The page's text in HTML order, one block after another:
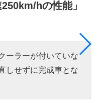
hの性能」
ーラーが付いていな
しせずに完成車とな